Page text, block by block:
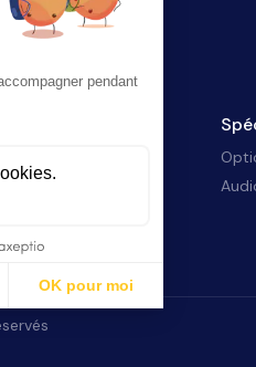
audioprothésiste ou
pendant
OK pour moi
vos Options
vos paramètres de